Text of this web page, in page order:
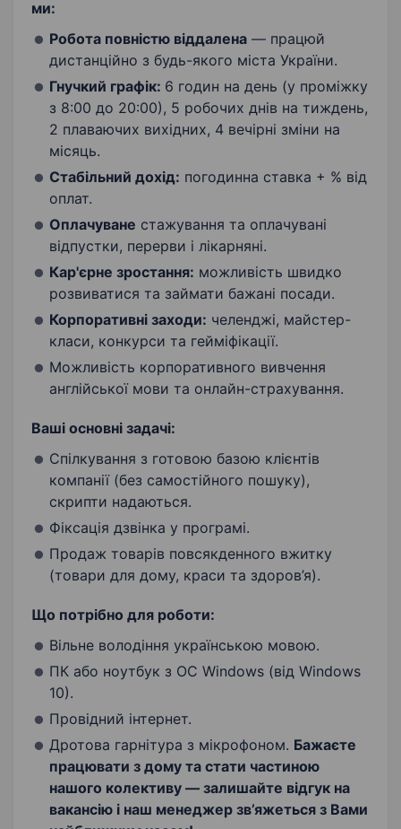
ми:
Робота повністю віддалена — працюй
дистанційно з будь-якого міста України.
Гнучкий графік: 6 годин на день (у проміжку
з 8:00 до 20:00), 5 робочих днів на тиждень,
2 плаваючих вихідних, 4 вечірні зміни на
місяць.
Стабільний дохід: погодинна ставка + % від
оплат.
Оплачуване стажування та оплачувані
відпустки, перерви і лікарняні.
Кар'єрне зростання: можливість швидко
розвиватися та займати бажані посади.
Корпоративні заходи: челенджі, майстер-
класи, конкурси та гейміфікації.
Можливість корпоративного вивчення
англійської мови та онлайн-страхування.
Ваші основні задачі:
Спілкування з готовою базою клієнтів
компанії (без самостійного пошуку),
скрипти надаються.
Фіксація дзвінка у програмі.
Продаж товарів повсякденного вжитку
(товари для дому, краси та здоров’я).
Що потрібно для роботи:
Вільне володіння українською мовою.
ПК або ноутбук з ОС Windows (від Windows
10).
Провідний інтернет.
Дротова гарнітура з мікрофоном. Бажаєте
працювати з дому та стати частиною
нашого колективу — залишайте відгук на
вакансію і наш менеджер зв’яжеться з Вами